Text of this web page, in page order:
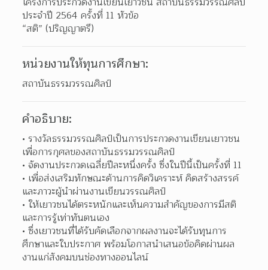
ประจำปี 2564 ครั้งที่ 11 หัวข้อ
“สติ” (ปริญญาตรี)
หน่วยงานให้ทุนการศึกษา:
สถาบันธรรมวรรณศิลป์
คำอธิบาย:
รางวัลธรรมวรรณศิลป์เป็นการประกวดงานเขียนเยาวชน
เพื่อการกุศลของสถาบันธรรมวรรณศิลป์
จัดงานประกวดเฉลี่ยปีละหนึ่งครั้ง ซึ่งในปีนี้เป็นครั้งที่ 11
เพื่อส่งเสริมทักษณะด้านการคิดวิเคราะห์ คิดสร้างสรรค์
และภาวะผู้นำผ่านงานเขียนวรรณศิลป์
ให้เยาวชนได้ตระหนักและเห็นความสำคัญของการมีสติ
และการรู้เท่าทันตนเอง
ซึ่งเยาวชนที่ได้รับคัดเลือกจากผลงานจะได้รับทุนการ
ศึกษาและใบประกาศ พร้อมโอกาสนำเสนอข้อคิดผ่านผล
งานแก่สังคมบนช่องทางออนไลน์